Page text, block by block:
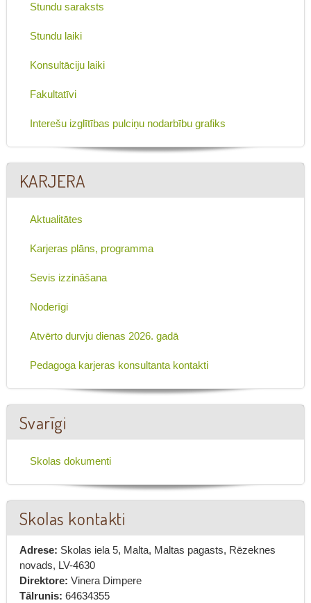
Stundu saraksts
Stundu laiki
Konsultāciju laiki
Fakultatīvi
Interešu izglītības pulciņu nodarbību grafiks
KARJERA
Aktualitātes
Karjeras plāns, programma
Sevis izzināšana
Noderīgi
Atvērto durvju dienas 2026. gadā
Pedagoga karjeras konsultanta kontakti
Svarīgi
Skolas dokumenti
Skolas kontakti
Adrese: Skolas iela 5, Malta, Maltas pagasts, Rēzeknes
novads, LV-4630
Direktore: Vinera Dimpere
Tālrunis: 64634355